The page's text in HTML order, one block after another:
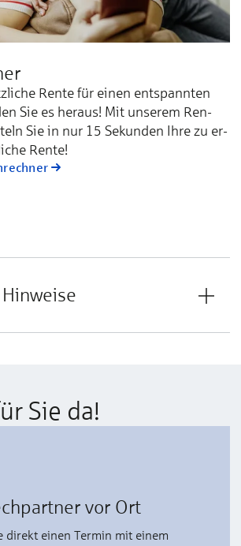
Ren­te für ei­nen ent­spann­ten
Sie es he­raus! Mit un­se­rem Ren­
Sie in nur 15 Se­kun­den Ih­re zu er­
Ren­te!
Sie da!
vor Ort
direkt einen Termin mit einem